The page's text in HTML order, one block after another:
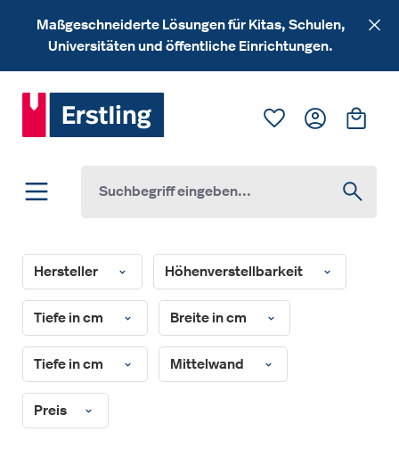
Zum Hauptinhalt springen
Maßgeschneiderte Lösungen für Kitas, Schulen,
Universitäten und öffentliche Einrichtungen.
Du hast 0
Hersteller Höhenverstellbarkeit
Tiefe in cm Breite in cm
Tiefe in cm Mittelwand
Preis